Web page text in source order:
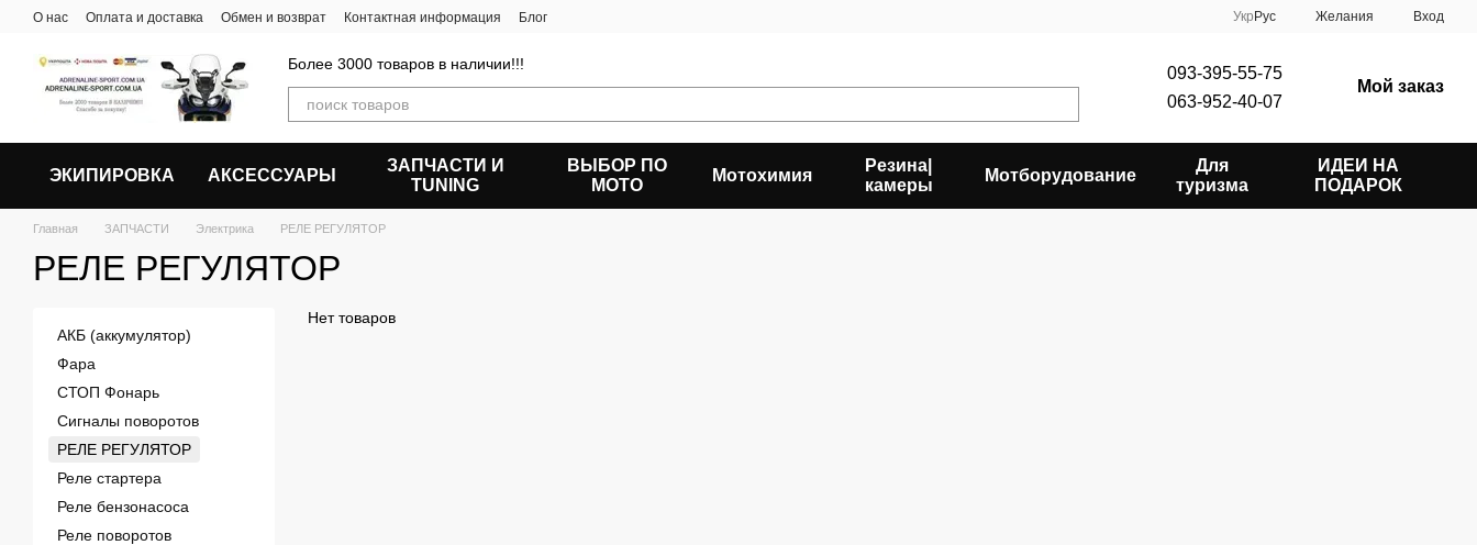
Перейти к основному контенту
О нас Оплата и доставка Обмен и возврат Контактная информация Блог Укр Рус Желания Вход
Более 3000 товаров в наличии!!!
093-395-55-75
063-952-40-07
Мой заказ
ЭКИПИРОВКА АКСЕССУАРЫ
ЗАПЧАСТИ И
ТUNING
ВЫБОР ПО
МОТО
Мотохимия
Резина|
камеры
Мотборудование
Для
туризма
ИДЕИ НА
ПОДАРОК
Главная ЗАПЧАСТИ Электрика РЕЛЕ РЕГУЛЯТОР
РЕЛЕ РЕГУЛЯТОР
Нет товаров
АКБ (аккумулятор)
Фара
СТОП Фонарь
Сигналы поворотов
РЕЛЕ РЕГУЛЯТОР
Реле стартера
Реле бензонасоса
Реле поворотов